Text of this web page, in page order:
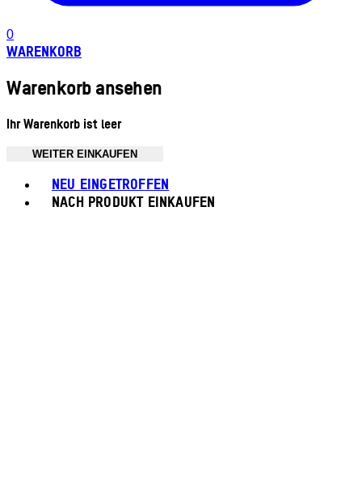
0
WARENKORB
Warenkorb ansehen
Ihr Warenkorb ist leer
WEITER EINKAUFEN
NEU EINGETROFFEN
NACH PRODUKT EINKAUFEN